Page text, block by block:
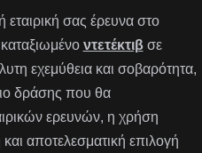
εταιρική σας έρευνα στο
ντετέκτιβσε
εχεμύθεια και σοβαρότητα,
δράσης που θα
ερευνών, η χρήση
αποτελεσματική επιλογή